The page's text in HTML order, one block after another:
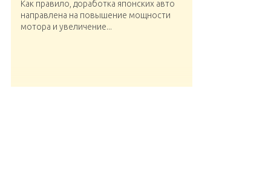
Как правило, доработка японских авто
направлена на повышение мощности
мотора и увеличение...